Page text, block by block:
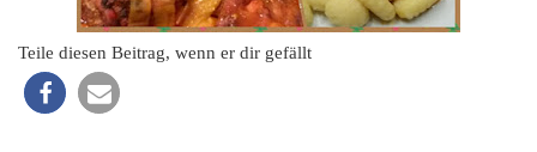
Teile diesen Beitrag, wenn er dir gefällt